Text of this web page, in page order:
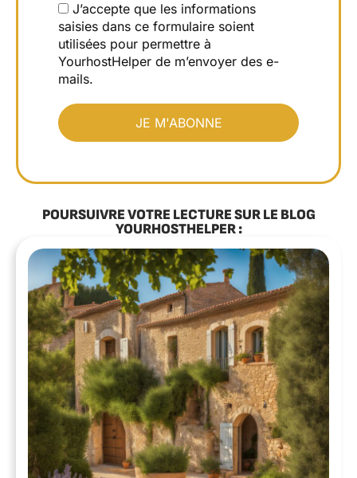
J’accepte que les informations
saisies dans ce formulaire soient
utilisées pour permettre à
YourhostHelper de m’envoyer des e-
mails.
POURSUIVRE VOTRE LECTURE SUR LE BLOG
YOURHOSTHELPER :